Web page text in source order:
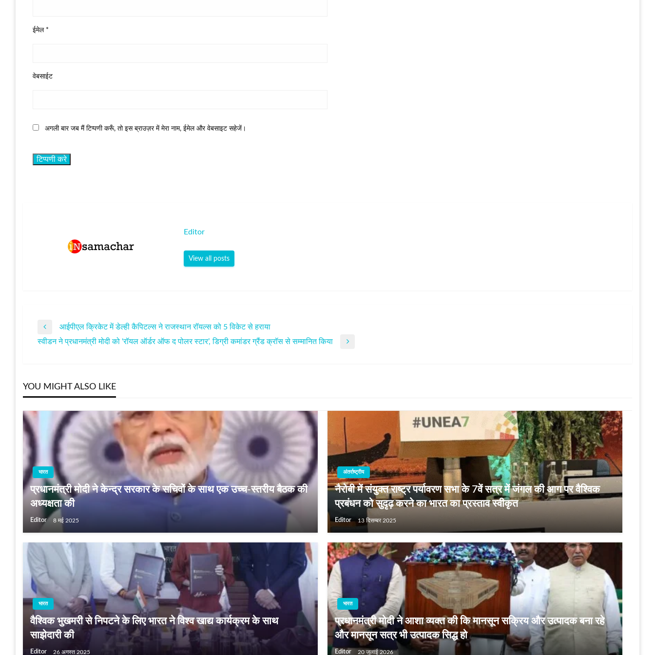
ईमेल *
वेबसाईट
अगली बार जब मैं टिप्पणी करूँ, तो इस ब्राउज़र में मेरा नाम, ईमेल और वेबसाइट सहेजें।
Editor
View all posts
पोस्ट
Previous
Post
आईपीएल क्रिकेट में डेल्‍ही कैपिटल्‍स ने राजस्‍थान रॉयल्‍स को 5 विकेट से हराया
Next
स्वीडन ने प्रधानमंत्री मोदी को ‘रॉयल ऑर्डर ऑफ द पोलर स्टार’, डिग्री कमांडर ग्रैंड क्रॉस से सम्मानित किया
YOU MIGHT ALSO LIKE
भारत
प्रधानमंत्री मोदी ने केन्‍द्र सरकार के सचिवों के साथ एक उच्च-स्तरीय बैठक की
अध्यक्षता की
Editor 8 मई 2025
अंतर्राष्ट्रीय
नैरोबी में संयुक्त राष्ट्र पर्यावरण सभा के 7वें सत्र में जंगल की आग पर वैश्विक
प्रबंधन को सुदृढ़ करने का भारत का प्रस्ताव स्वीकृत
Editor 13 दिसम्बर 2025
भारत
वैश्विक भुखमरी से निपटने के लिए भारत ने विश्व खाद्य कार्यक्रम के साथ
साझेदारी की
Editor 26 अगस्त 2025
भारत
प्रधानमंत्री मोदी ने आशा व्यक्त की कि मानसून सक्रिय और उत्पादक बना रहे
और मानसून सत्र भी उत्पादक सिद्ध हो
Editor 20 जुलाई 2026